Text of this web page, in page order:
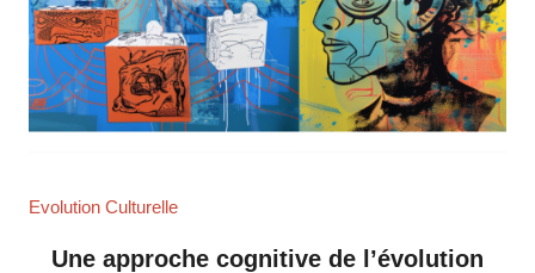
Evolution Culturelle
Une approche cognitive de l’évolution